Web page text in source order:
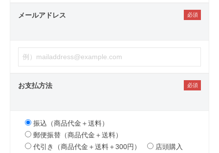
メールアドレス
お支払方法
振込（商品代金＋送料）
郵便振替（商品代金＋送料）
代引き（商品代金＋送料＋300円）
店頭購入